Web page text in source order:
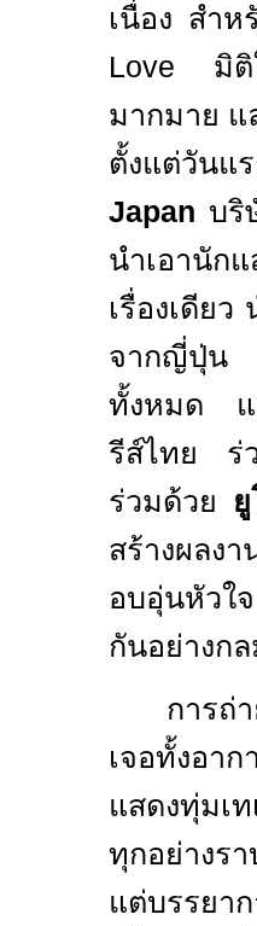
เนื่อง สำห
Love มิติ
มากมาย แ
ตั้งแต่วันแ
Japan บริ
นำเอานัก
เรื่องเดียว
จากญี่ปุ่น
ทั้งหมด แ
รีส์ไทย ร่
ร่วมด้วย
สร้างผลง
อบอุ่นหัวใจ
กันอย่างก
การถ่
เจอทั้งอา
แสดงทุ่มเ
ทุกอย่างร
แต่บรรยา